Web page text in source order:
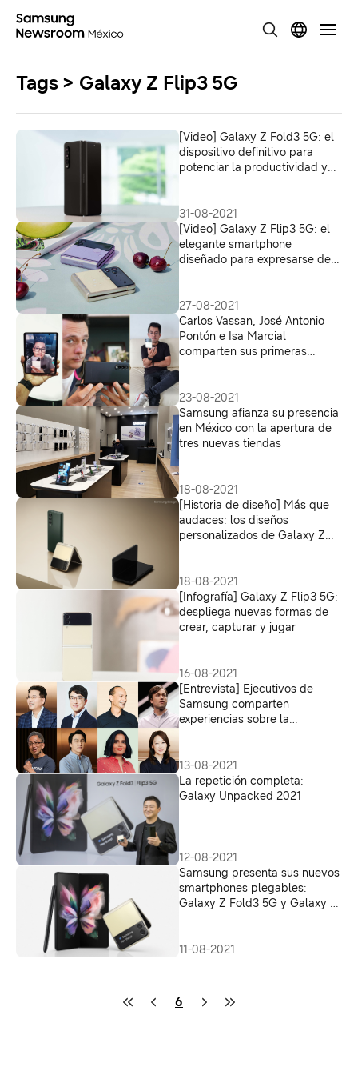
Tags > Galaxy Z Flip3 5G
[Video] Galaxy Z Fold3 5G: el
dispositivo definitivo para
potenciar la productividad y
31-08-2021
[Video] Galaxy Z Flip3 5G: el
elegante smartphone
diseñado para expresarse de
27-08-2021
Carlos Vassan, José Antonio
Pontón e Isa Marcial
comparten sus primeras
23-08-2021
Samsung afianza su presencia
en México con la apertura de
tres nuevas tiendas
18-08-2021
[Historia de diseño] Más que
audaces: los diseños
personalizados de Galaxy Z
18-08-2021
[Infografía] Galaxy Z Flip3 5G:
despliega nuevas formas de
crear, capturar y jugar
16-08-2021
[Entrevista] Ejecutivos de
Samsung comparten
experiencias sobre la
13-08-2021
La repetición completa:
Galaxy Unpacked 2021
12-08-2021
Samsung presenta sus nuevos
smartphones plegables:
Galaxy Z Fold3 5G y Galaxy Z
11-08-2021
6